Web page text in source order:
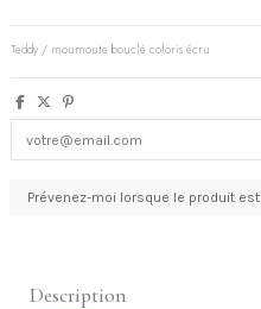
(3 avis)
Teddy / moumoute bouclé coloris écru
Description